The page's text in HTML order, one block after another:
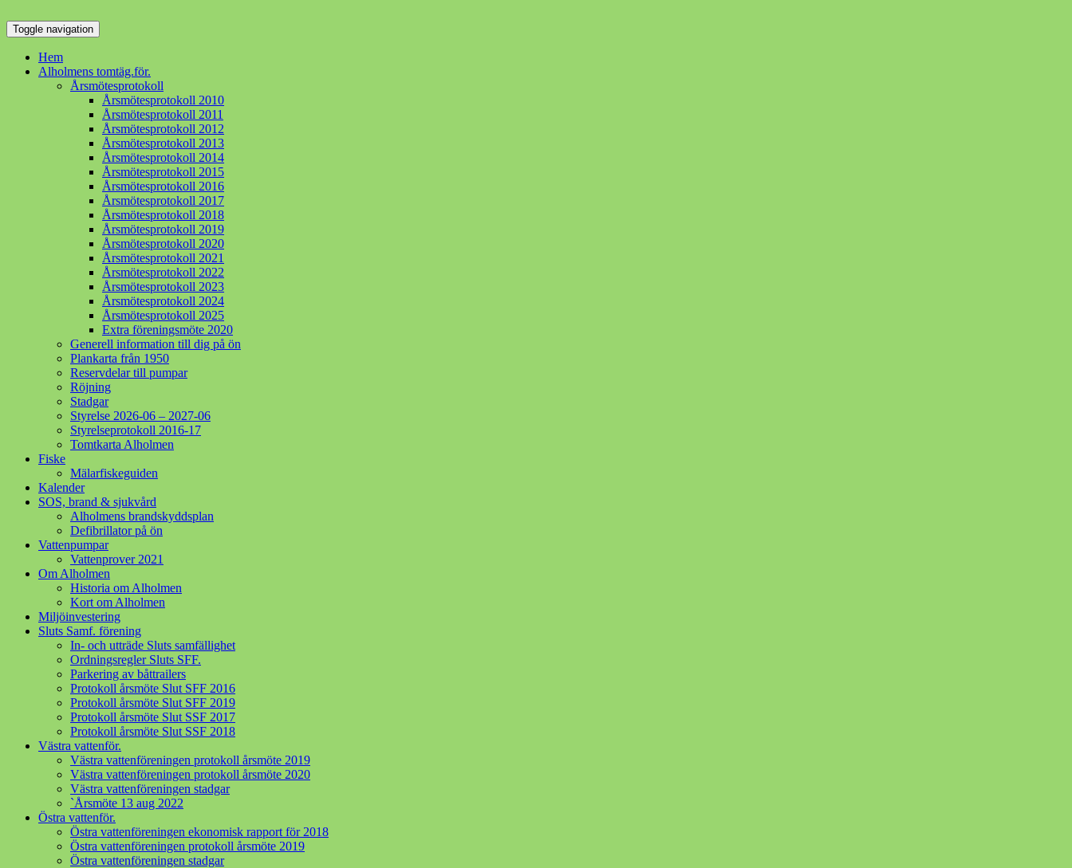
Toggle navigation
Hem
Alholmens tomtäg.för.
Årsmötesprotokoll
Årsmötesprotokoll 2010
Årsmötesprotokoll 2011
Årsmötesprotokoll 2012
Årsmötesprotokoll 2013
Årsmötesprotokoll 2014
Årsmötesprotokoll 2015
Årsmötesprotokoll 2016
Årsmötesprotokoll 2017
Årsmötesprotokoll 2018
Årsmötesprotokoll 2019
Årsmötesprotokoll 2020
Årsmötesprotokoll 2021
Årsmötesprotokoll 2022
Årsmötesprotokoll 2023
Årsmötesprotokoll 2024
Årsmötesprotokoll 2025
Extra föreningsmöte 2020
Generell information till dig på ön
Plankarta från 1950
Reservdelar till pumpar
Röjning
Stadgar
Styrelse 2026-06 – 2027-06
Styrelseprotokoll 2016-17
Tomtkarta Alholmen
Fiske
Mälarfiskeguiden
Kalender
SOS, brand & sjukvård
Alholmens brandskyddsplan
Defibrillator på ön
Vattenpumpar
Vattenprover 2021
Om Alholmen
Historia om Alholmen
Kort om Alholmen
Miljöinvestering
Sluts Samf. förening
In- och utträde Sluts samfällighet
Ordningsregler Sluts SFF.
Parkering av båttrailers
Protokoll årsmöte Slut SFF 2016
Protokoll årsmöte Slut SFF 2019
Protokoll årsmöte Slut SSF 2017
Protokoll årsmöte Slut SSF 2018
Västra vattenför.
Västra vattenföreningen protokoll årsmöte 2019
Västra vattenföreningen protokoll årsmöte 2020
Västra vattenföreningen stadgar
`Årsmöte 13 aug 2022
Östra vattenför.
Östra vattenföreningen ekonomisk rapport för 2018
Östra vattenföreningen protokoll årsmöte 2019
Östra vattenföreningen stadgar